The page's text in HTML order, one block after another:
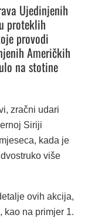
Ujedinjenih
proteklih
provodi
Američkih
na stotine
zračni udari
Siriji
kada je
više
ovih akcija,
kao na primjer 1.